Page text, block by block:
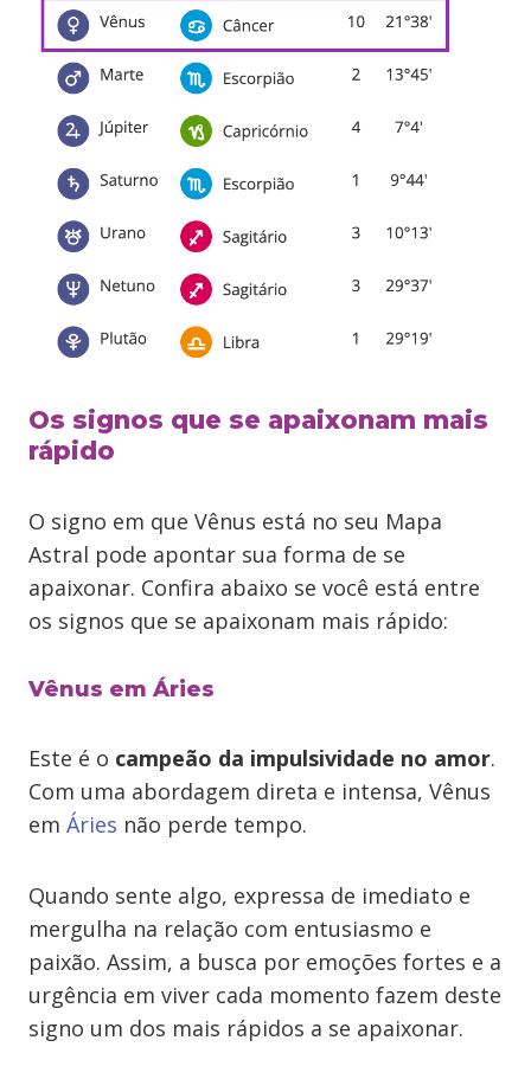
Os signos que se apaixonam mais
rápido
O signo em que Vênus está no seu Mapa
Astral pode apontar sua forma de se
apaixonar. Confira abaixo se você está entre
os signos que se apaixonam mais rápido:
Vênus em Áries
Este é o campeão da impulsividade no amor.
Com uma abordagem direta e intensa, Vênus
em Áries não perde tempo.
Quando sente algo, expressa de imediato e
mergulha na relação com entusiasmo e
paixão. Assim, a busca por emoções fortes e a
urgência em viver cada momento fazem deste
signo um dos mais rápidos a se apaixonar.